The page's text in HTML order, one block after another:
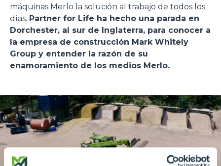
máquinas Merlo la solución al trabajo de todos los
días. Partner for Life ha hecho una parada en
Dorchester, al sur de Inglaterra, para conocer a
la empresa de construcción Mark Whitely
Group y entender la razón de su
enamoramiento de los medios Merlo.